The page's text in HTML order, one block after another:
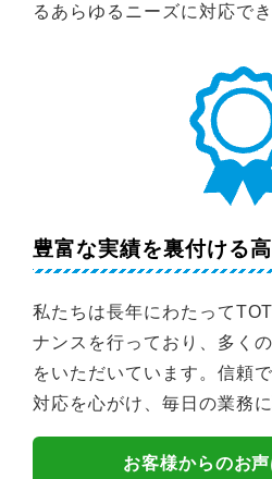
るあらゆるニーズに対応でき
豊富な実績を裏付ける
私たちは長年にわたって
ナンスを行っており、多く
をいただいています。信頼
対応を心がけ、毎日の業務
お客様からのお